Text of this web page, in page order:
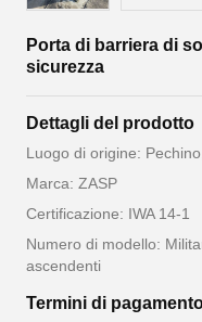
Porta di barriera di
sicurezza
Dettagli del prodotto
Luogo di origine:
Marca: ZASP
Certificazione: IWA 14-1
Numero di modello:
ascendenti
Termini di